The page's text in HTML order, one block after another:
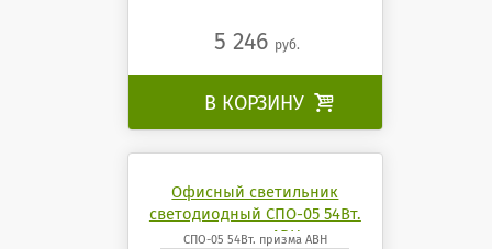
5 246 руб.
В КОРЗИНУ 
Офисный светильник
светодиодный СПО-05 54Вт.
призма АВН
СПО-05 54Вт. призма АВН